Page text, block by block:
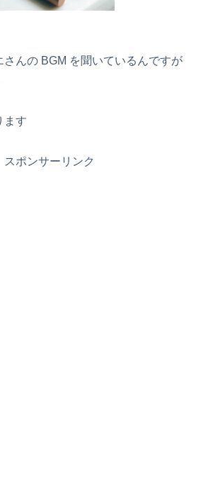
んの BGM を聞いているんですが
ます
スポンサーリンク